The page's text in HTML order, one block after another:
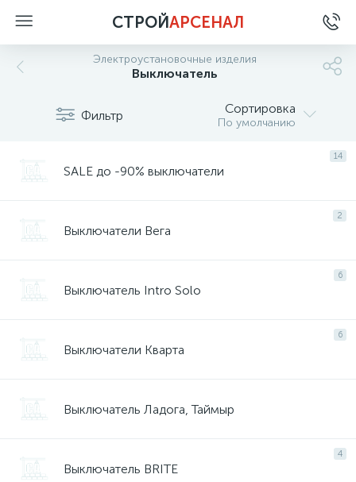
СТРОЙАРСЕНАЛ
Электроустановочные изделия
Выключатель
Фильтр Сортировка
По умолчанию
14
SALE до -90% выключатели
2
Выключатели Вега
6
Выключатель Intro Solo
6
Выключатели Кварта
Выключатель Ладога, Таймыр
4
Выключатель BRITE